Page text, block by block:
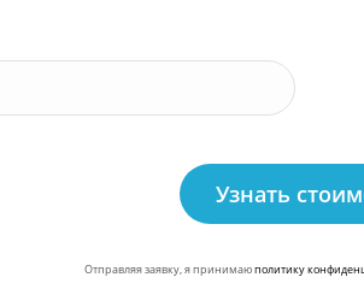
Узнать
Отправляя заявку, я принимаюполитику